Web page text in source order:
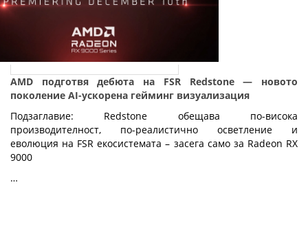
AMD подготвя дебюта на FSR Redstone — новото
поколение AI-ускорена гейминг визуализация
Подзаглавие: Redstone обещава по-висока
производителност, по-реалистично осветление и
еволюция на FSR екосистемата – засега само за Radeon RX
9000
…